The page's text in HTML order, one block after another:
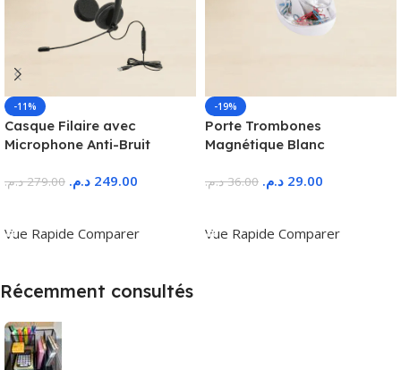
-11%
Casque Filaire avec
Microphone Anti-Bruit
279.00 د.م. 249.00 د.م.
Vue Rapide Comparer
-19%
Porte Trombones
Magnétique Blanc
36.00 د.م. 29.00 د.م.
Vue Rapide Comparer
Récemment consultés